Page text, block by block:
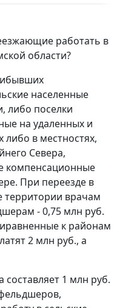
работать в
области?
населенные
либо поселки
на удаленных и
либо в местностях,
Севера,
компенсационные
При переезде в
территории врачам
- 0,75 млн руб.
к районам
2 млн руб., а
1 млн руб.